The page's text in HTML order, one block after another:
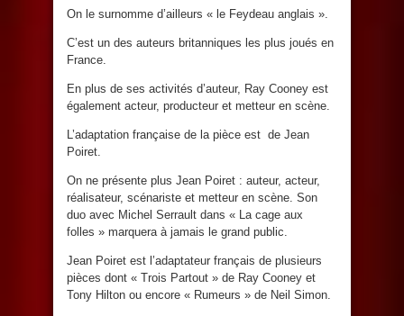
On le surnomme d’ailleurs « le Feydeau anglais ».
C’est un des auteurs britanniques les plus joués en
France.
En plus de ses activités d’auteur, Ray Cooney est
également acteur, producteur et metteur en scène.
L’adaptation française de la pièce est de Jean
Poiret.
On ne présente plus Jean Poiret : auteur, acteur,
réalisateur, scénariste et metteur en scène. Son
duo avec Michel Serrault dans « La cage aux
folles » marquera à jamais le grand public.
Jean Poiret est l’adaptateur français de plusieurs
pièces dont « Trois Partout » de Ray Cooney et
Tony Hilton ou encore « Rumeurs » de Neil Simon.